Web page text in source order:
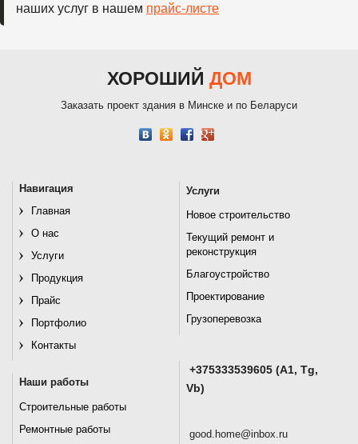
наших услуг в нашем прайс-листе
ХОРОШИЙ ДОМ
Заказать проект здания в Минске и по Беларуси
Навигация
Главная
О нас
Услуги
Продукция
Прайс
Портфолио
Контакты
Услуги
Новое строительство
Текущий ремонт и
реконструкция
Благоустройство
Проектирование
Грузоперевозка
Наши работы
Строительные работы
Ремонтные работы
+375333539605 (A1, Tg,
Vb)
good.home@inbox.ru